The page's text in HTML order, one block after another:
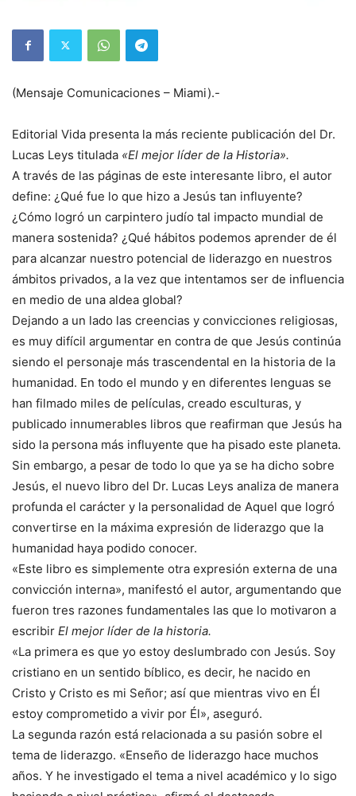
(Mensaje Comunicaciones – Miami).-
Editorial Vida presenta la más reciente publicación del Dr.
Lucas Leys titulada «El mejor líder de la Historia».
A través de las páginas de este interesante libro, el autor
define: ¿Qué fue lo que hizo a Jesús tan influyente?
¿Cómo logró un carpintero judío tal impacto mundial de
manera sostenida? ¿Qué hábitos podemos aprender de él
para alcanzar nuestro potencial de liderazgo en nuestros
ámbitos privados, a la vez que intentamos ser de influencia
en medio de una aldea global?
Dejando a un lado las creencias y convicciones religiosas,
es muy difícil argumentar en contra de que Jesús continúa
siendo el personaje más trascendental en la historia de la
humanidad. En todo el mundo y en diferentes lenguas se
han filmado miles de películas, creado esculturas, y
publicado innumerables libros que reafirman que Jesús ha
sido la persona más influyente que ha pisado este planeta.
Sin embargo, a pesar de todo lo que ya se ha dicho sobre
Jesús, el nuevo libro del Dr. Lucas Leys analiza de manera
profunda el carácter y la personalidad de Aquel que logró
convertirse en la máxima expresión de liderazgo que la
humanidad haya podido conocer.
«Este libro es simplemente otra expresión externa de una
convicción interna», manifestó el autor, argumentando que
fueron tres razones fundamentales las que lo motivaron a
escribir El mejor líder de la historia.
«La primera es que yo estoy deslumbrado con Jesús. Soy
cristiano en un sentido bíblico, es decir, he nacido en
Cristo y Cristo es mi Señor; así que mientras vivo en Él
estoy comprometido a vivir por Él», aseguró.
La segunda razón está relacionada a su pasión sobre el
tema de liderazgo. «Enseño de liderazgo hace muchos
años. Y he investigado el tema a nivel académico y lo sigo